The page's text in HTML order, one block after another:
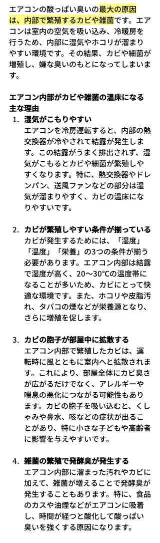
エアコンの酸っぱい臭いの最大の原因
は、内部で繁殖するカビや雑菌です。エア
コンは室内の空気を吸い込み、冷暖房を
行うため、内部に湿気やホコリが溜まり
やすい環境です。その結果、カビや細菌が
増殖し、嫌な臭いのもとになってしまいま
す。
エアコン内部がカビや雑菌の温床になる
主な理由
湿気がこもりやすい
エアコンを冷房運転すると、内部の熱
交換器が冷やされて結露が発生しま
す。この結露がうまく排出されず、湿
気がこもるとカビや細菌が繁殖しや
すくなります。特に、熱交換器やドレ
ンパン、送風ファンなどの部分は湿
気が溜まりやすく、カビの温床にな
りやすいです。
カビが繁殖しやすい条件が揃っている
カビが発生するためには、「湿度」
「温度」「栄養」の3つの条件が揃う
必要があります。エアコン内部は結露
で湿度が高く、20～30℃の温度帯に
なることが多いため、カビにとって快
適な環境です。また、ホコリや皮脂汚
れ、タバコの煙などが栄養源となり、
さらに増殖を促します。
カビの胞子が部屋中に拡散する
エアコン内部で繁殖したカビは、運
転時に風とともに室内へと拡散されま
す。これにより、部屋全体にカビ臭さ
が広がるだけでなく、アレルギーや
喘息の悪化につながる可能性もあり
ます。カビの胞子を吸い込むと、くし
ゃみや鼻水、咳などの症状が出るこ
とがあり、特に小さな子どもや高齢者
に影響を与えやすいです。
雑菌の繁殖で発酵臭が発生する
エアコン内部に溜まった汚れやカビに
加えて、雑菌が増えることで発酵臭が
発生することもあります。特に、食品
のカスや油煙などがエアコンに吸着
し、時間が経つと酸化して酸っぱい
臭いを強くする原因になります。